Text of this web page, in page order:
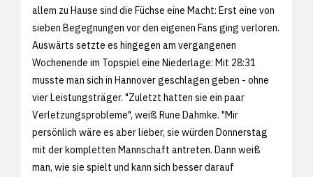
allem zu Hause sind die Füchse eine Macht: Erst eine von
sieben Begegnungen vor den eigenen Fans ging verloren.
Auswärts setzte es hingegen am vergangenen
Wochenende im Topspiel eine Niederlage: Mit 28:31
musste man sich in Hannover geschlagen geben - ohne
vier Leistungsträger. "Zuletzt hatten sie ein paar
Verletzungsprobleme", weiß Rune Dahmke. "Mir
persönlich wäre es aber lieber, sie würden Donnerstag
mit der kompletten Mannschaft antreten. Dann weiß
man, wie sie spielt und kann sich besser darauf